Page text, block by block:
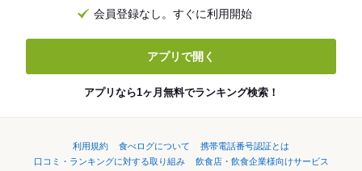
会員登録なし。すぐに利用開始
アプリで開く
アプリなら1ヶ月無料でランキング検索！
利用規約 食べログについて
携帯電話番号認証とは
口コミ・ランキングに対する取り組み
飲食店・飲食企業様向けサービス